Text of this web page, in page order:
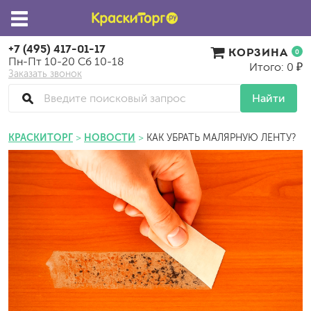
+7 (495) 417-01-17
Пн-Пт 10-20 Сб 10-18
Заказать звонок
Найти
КОРЗИНА 0
Итого: 0 ₽
КРАСКИТОРГ НОВОСТИ КАК УБРАТЬ МАЛЯРНУЮ ЛЕНТУ?